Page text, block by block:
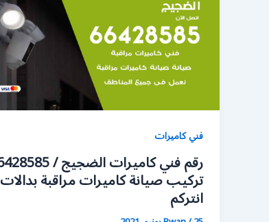
فني كاميرات
تركيب صيانة كاميرات مراقبة بدالات
انتركم